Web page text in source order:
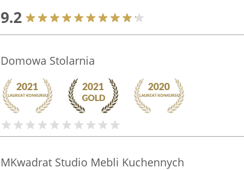
9.2
Domowa Stolarnia
MKwadrat Studio Mebli Kuchennych